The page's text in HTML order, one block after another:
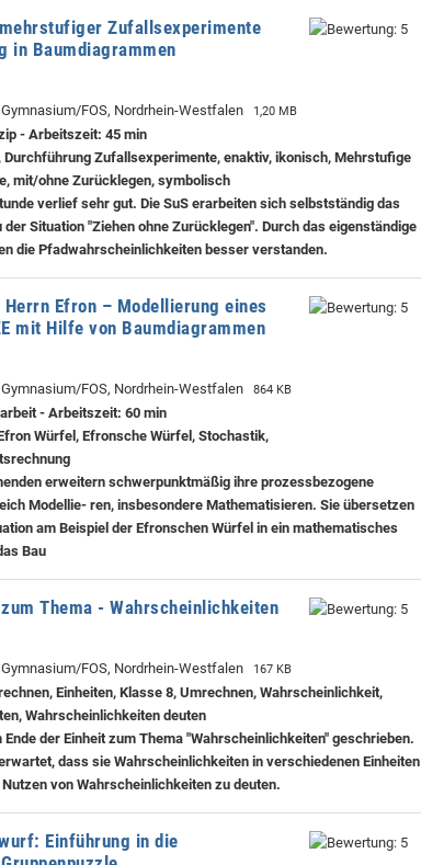
Zufallsexperimente
in Baumdiagrammen
FOS, Nordrhein-Westfalen 1,20 MB
- Arbeitszeit: 45 min
Durchführung Zufallsexperimente, enaktiv, ikonisch, Mehrstufige
mit/ohne Zurücklegen, symbolisch
verlief sehr gut. Die SuS erarbeiten sich selbstständig das
Situation "Ziehen ohne Zurücklegen". Durch das eigenständige
die Pfadwahrscheinlichkeiten besser verstanden.
Efron – Modellierung eines
mit Hilfe von Baumdiagrammen
FOS, Nordrhein-Westfalen 864 KB
- Arbeitszeit: 60 min
Würfel, Efronsche Würfel, Stochastik,
erweitern schwerpunktmäßig ihre prozessbezogene
Modellie- ren, insbesondere Mathematisieren. Sie übersetzen
am Beispiel der Efronschen Würfel in ein mathematisches
Bau
Thema - Wahrscheinlichkeiten
FOS, Nordrhein-Westfalen 167 KB
Einheiten, Klasse 8, Umrechnen, Wahrscheinlichkeit,
Wahrscheinlichkeiten deuten
Ende der Einheit zum Thema "Wahrscheinlichkeiten" geschrieben.
dass sie Wahrscheinlichkeiten in verschiedenen Einheiten
von Wahrscheinlichkeiten zu deuten.
Einführung in die